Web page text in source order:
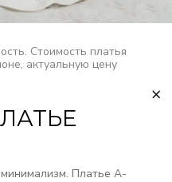
Стоимость платья
актуальную цену
минимализм. Платье А-